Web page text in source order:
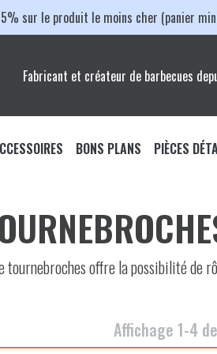
sur le produit le moins cher (panier mini
Fabricant et créateur de barbecues
Plancha
Braséro
BONS PLANS
PROMOS DU MOMENT
PIÈCES
Barbecues
Cuve et
Axe de
tournebroches offre la possibilité de
Affichage 1-4